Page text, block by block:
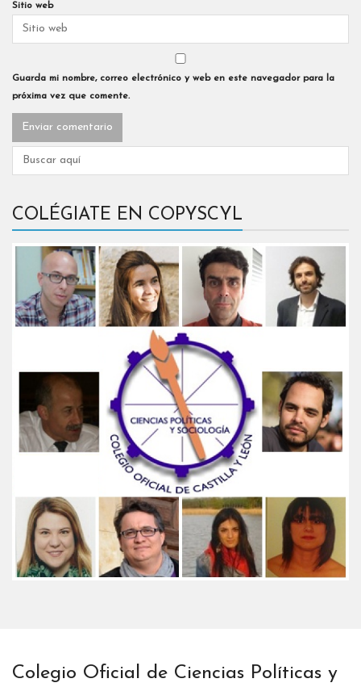
Sitio web
Guarda mi nombre, correo electrónico y web en este navegador para la
próxima vez que comente.
COLÉGIATE EN COPYSCYL
Colegio Oficial de Ciencias Políticas y